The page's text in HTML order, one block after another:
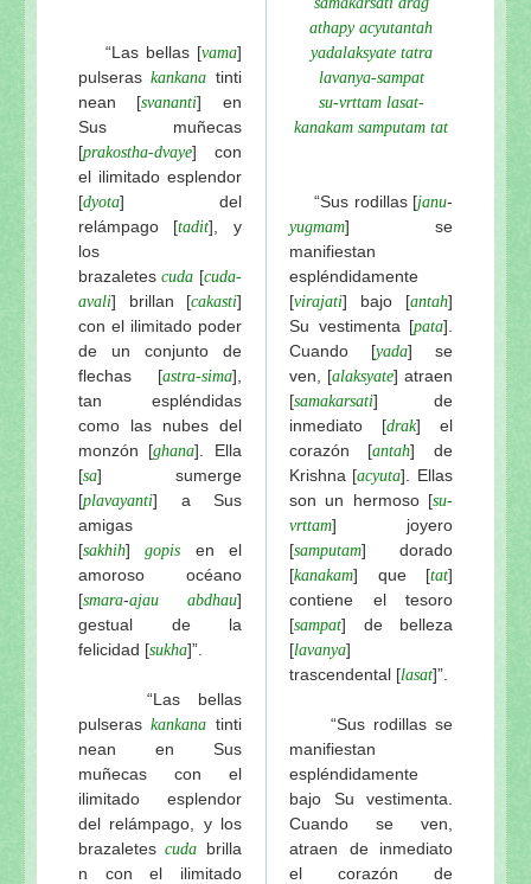
“Las bellas [vama]
pulseras kankana tinti
nean [svananti] en
Sus muñecas
[prakostha-dvaye] con
el ilimitado esplendor
[dyota] del
relámpago
[tadit], y
los
brazaletes cuda [cuda-
avali] brillan [cakasti]
con el ilimitado poder
de un conjunto de
flechas [astra-sima],
tan espléndidas
como las nubes del
monzón [ghana]. Ella
[sa] sumerge
[plavayanti] a Sus
amigas
[sakhih] gopis en el
amoroso océano
[smara-ajau abdhau]
gestual de la
felicidad [sukha]”.
“Las bellas
pulseras kankana tinti
nean en Sus
muñecas con el
ilimitado esplendor
del relámpago, y los
brazaletes cuda brilla
n con el ilimitado
athapy acyutantah
yadalaksyate tatra
lavanya-sampat
su-vrttam lasat-
kanakam samputam tat
“Sus rodillas [janu-
yugmam] se
manifiestan
espléndidamente
[virajati] bajo [antah]
Su vestimenta [pata].
Cuando [yada] se
ven, [alaksyate] atraen
[samakarsati] de
inmediato [drak] el
corazón [antah] de
Krishna [acyuta]. Ellas
son un hermoso [su-
vrttam] joyero
[samputam] dorado
[kanakam] que [tat]
contiene el tesoro
[sampat] de belleza
[lavanya]
trascendental [lasat]”.
“Sus rodillas se
manifiestan
espléndidamente
bajo Su vestimenta.
Cuando se ven,
atraen de inmediato
el corazón de